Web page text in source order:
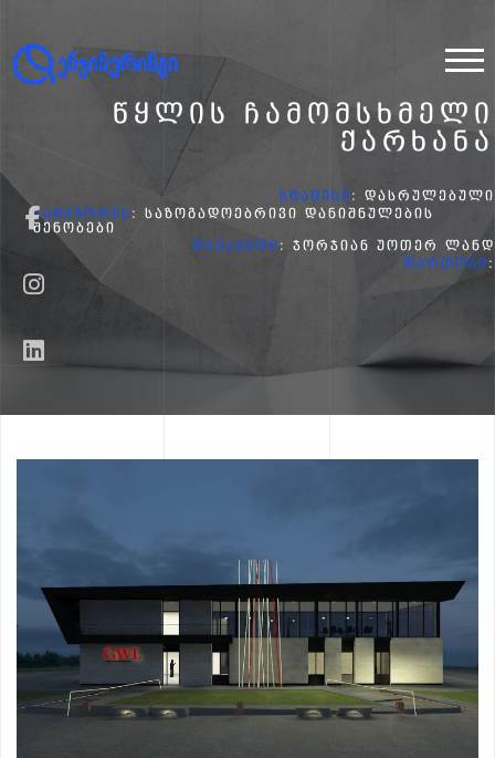
ᲬᲧᲚᲘᲡ ᲩᲐᲛᲝᲛᲡᲮᲛᲔᲚᲘ
ᲥᲐᲠᲮᲐᲜᲐ
ᲡᲢᲐᲢᲣᲡᲘ : ᲓᲐᲡᲠᲣᲚᲔᲑᲣᲚᲘ
ᲙᲐᲢᲔᲒᲝᲠᲘᲐ : ᲡᲐᲖᲝᲒᲐᲓᲝᲔᲑᲠᲘᲕᲘ ᲓᲐᲜᲘᲨᲜᲣᲚᲔᲑᲘᲡ
ᲨᲔᲜᲝᲑᲔᲑᲘ
ᲓᲐᲛᲙᲕᲔᲗᲘ : ᲯᲝᲠᲯᲘᲐᲜ ᲣᲝᲗᲔᲠ ᲚᲐᲜᲓ
ᲤᲐᲠᲗᲝᲑᲘ :